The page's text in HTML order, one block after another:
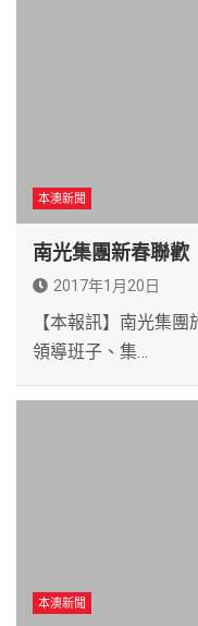
本澳新聞
南光集團新春聯歡
2017年1月20日
【本報訊】南光集
領導班子、集…
本澳新聞